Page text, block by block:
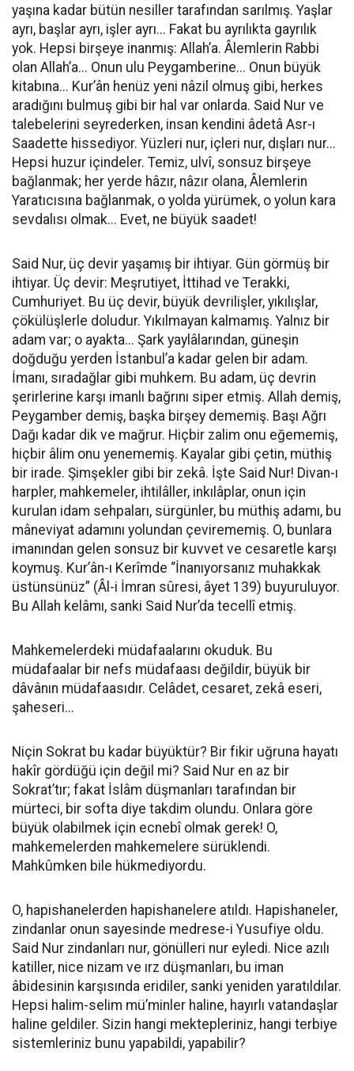
yaşına kadar bütün nesiller tarafından sarılmış. Yaşlar
ayrı, başlar ayrı, işler ayrı... Fakat bu ayrılıkta gayrılık
yok. Hepsi birşeye inanmış: Allah’a. Âlemlerin Rabbi
olan Allah’a... Onun ulu Peygamberine... Onun büyük
kitabına... Kur’ân henüz yeni nâzil olmuş gibi, herkes
aradığını bulmuş gibi bir hal var onlarda. Said Nur ve
talebelerini seyrederken, insan kendini âdetâ Asr-ı
Saadette hissediyor. Yüzleri nur, içleri nur, dışları nur...
Hepsi huzur içindeler. Temiz, ulvî, sonsuz birşeye
bağlanmak; her yerde hâzır, nâzır olana, Âlemlerin
Yaratıcısına bağlanmak, o yolda yürümek, o yolun kara
sevdalısı olmak... Evet, ne büyük saadet!
Said Nur, üç devir yaşamış bir ihtiyar. Gün görmüş bir
ihtiyar. Üç devir: Meşrutiyet, İttihad ve Terakki,
Cumhuriyet. Bu üç devir, büyük devrilişler, yıkılışlar,
çökülüşlerle doludur. Yıkılmayan kalmamış. Yalnız bir
adam var; o ayakta... Şark yaylâlarından, güneşin
doğduğu yerden İstanbul’a kadar gelen bir adam.
İmanı, sıradağlar gibi muhkem. Bu adam, üç devrin
şerirlerine karşı imanlı bağrını siper etmiş. Allah demiş,
Peygamber demiş, başka birşey dememiş. Başı Ağrı
Dağı kadar dik ve mağrur. Hiçbir zalim onu eğememiş,
hiçbir âlim onu yenememiş. Kayalar gibi çetin, müthiş
bir irade. Şimşekler gibi bir zekâ. İşte Said Nur! Divan-ı
harpler, mahkemeler, ihtilâller, inkılâplar, onun için
kurulan idam sehpaları, sürgünler, bu müthiş adamı, bu
mâneviyat adamını yolundan çevirememiş. O, bunlara
imanından gelen sonsuz bir kuvvet ve cesaretle karşı
koymuş. Kur’ân-ı Kerîmde “İnanıyorsanız muhakkak
üstünsünüz” (Âl-i İmran sûresi, âyet 139) buyuruluyor.
Bu Allah kelâmı, sanki Said Nur’da tecellî etmiş.
Mahkemelerdeki müdafaalarını okuduk. Bu
müdafaalar bir nefs müdafaası değildir, büyük bir
dâvânın müdafaasıdır. Celâdet, cesaret, zekâ eseri,
şaheseri...
Niçin Sokrat bu kadar büyüktür? Bir fikir uğruna hayatı
hakîr gördüğü için değil mi? Said Nur en az bir
Sokrat’tır; fakat İslâm düşmanları tarafından bir
mürteci, bir softa diye takdim olundu. Onlara göre
büyük olabilmek için ecnebî olmak gerek! O,
mahkemelerden mahkemelere sürüklendi.
Mahkûmken bile hükmediyordu.
O, hapishanelerden hapishanelere atıldı. Hapishaneler,
zindanlar onun sayesinde medrese-i Yusufiye oldu.
Said Nur zindanları nur, gönülleri nur eyledi. Nice azılı
katiller, nice nizam ve ırz düşmanları, bu iman
âbidesinin karşısında eridiler, sanki yeniden yaratıldılar.
Hepsi halim-selim mü’minler haline, hayırlı vatandaşlar
haline geldiler. Sizin hangi mektepleriniz, hangi terbiye
sistemleriniz bunu yapabildi, yapabilir?